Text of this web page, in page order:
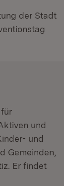
der Stadt
und
und
Gemeinden,
Er findet